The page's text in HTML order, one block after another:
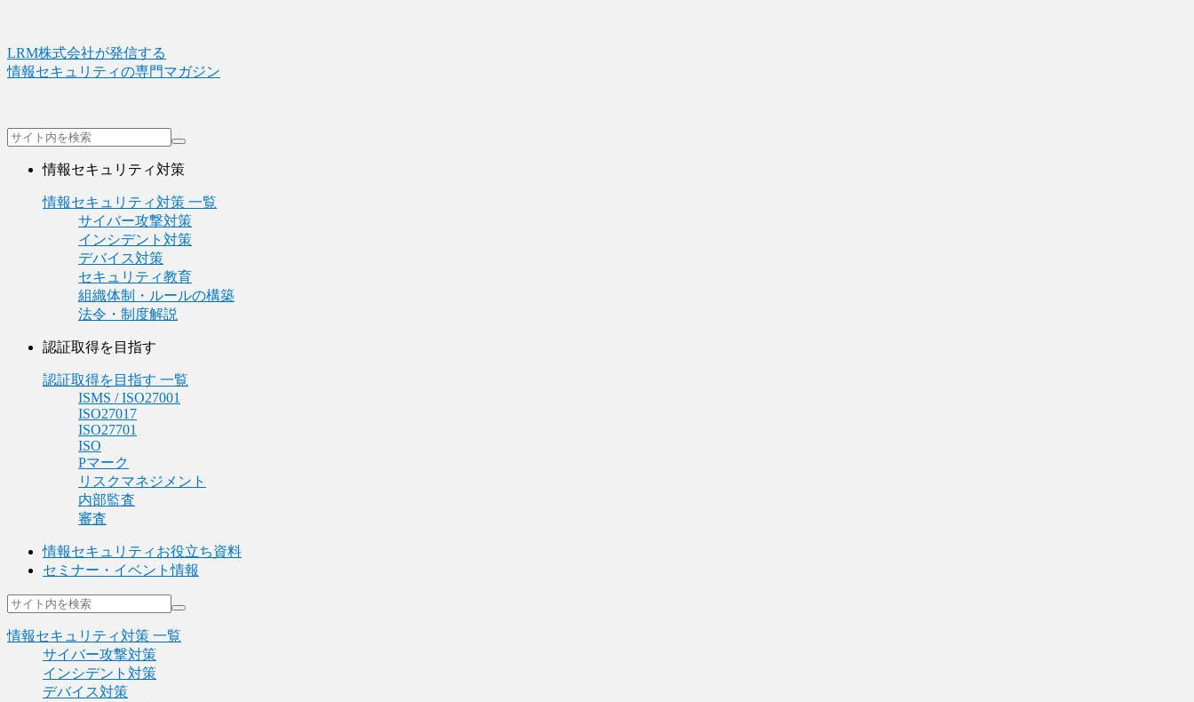
LRM株式会社が発信する
情報セキュリティの専門マガジン
情報セキュリティ対策
情報セキュリティ対策 一覧
サイバー攻撃対策
インシデント対策
デバイス対策
セキュリティ教育
組織体制・ルールの構築
法令・制度解説
認証取得を目指す
認証取得を目指す 一覧
ISMS / ISO27001
ISO27017
ISO27701
ISO
Pマーク
リスクマネジメント
内部監査
審査
情報セキュリティお役立ち資料
セミナー・イベント情報
情報セキュリティ対策 一覧
サイバー攻撃対策
インシデント対策
デバイス対策